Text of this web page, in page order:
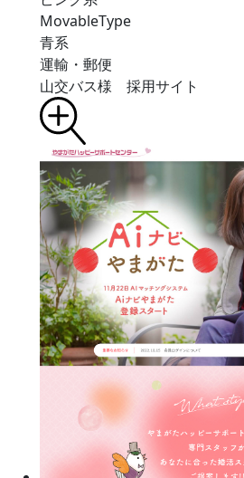
MovableType
青系
運輸・郵便
山交バス様 採用サイト